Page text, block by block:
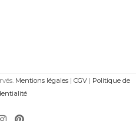
Mentions légales| CGV| Politique de